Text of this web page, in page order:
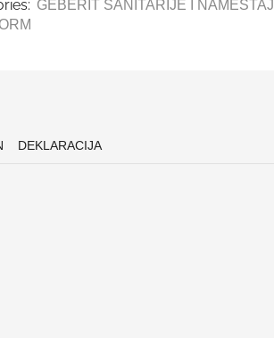
GEBERIT SANITARIJE I NAMEŠTAJ
DEKLARACIJA